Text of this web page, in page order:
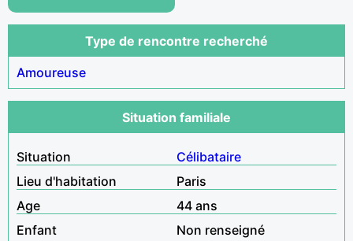
Type de rencontre recherché
Amoureuse
Situation familiale
Situation
Célibataire
Lieu d'habitation
Paris
Age
44 ans
Enfant
Non renseigné